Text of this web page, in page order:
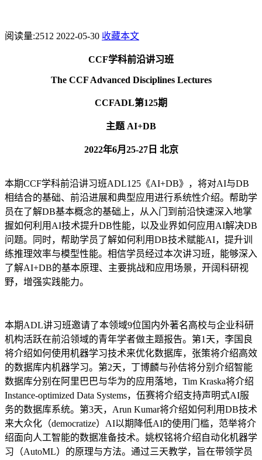
阅读量:2512 2022-05-30 收藏本文
CCF学科前沿讲习班
The CCF Advanced Disciplines Lectures
CCFADL第125期
主题 AI+DB
2022年6月25-27日 北京
本期CCF学科前沿讲习班ADL125《AI+DB》，将对AI与DB
相结合的基础、前沿进展和典型应用进行系统性介绍。帮助学
员在了解DB基本概念的基础上，从入门到前沿快速深入地掌
握如何利用AI技术提升DB性能，以及业界如何应用AI解决DB
问题。同时，帮助学员了解如何利用DB技术赋能AI，提升训
练推理效率与模型性能。相信学员经过本次讲习班，能够深入
了解AI+DB的基本原理、主要挑战和应用场景，开阔科研视
野，增强实践能力。
本期ADL讲习班邀请了本领域9位国内外著名高校与企业科研
机构活跃在前沿领域的青年学者做主题报告。第1天，李国良
将介绍如何使用机器学习技术来优化数据库，张策将介绍高效
的数据库内机器学习。第2天，丁博麟与孙佶将分别介绍智能
数据库分别在阿里巴巴与华为的应用落地，Tim Kraska将介绍
Instance-optimized Data Systems，伍赛将介绍支持声明式AI服
务的数据库系统。第3天，Arun Kumar将介绍如何利用DB技术
来大众化（democratize）AI以期降低AI的使用门槛，范举将介
绍面向人工智能的数据准备技术。姚权铭将介绍自动化机器学
习（AutoML）的原理与方法。通过三天教学，旨在带领学员